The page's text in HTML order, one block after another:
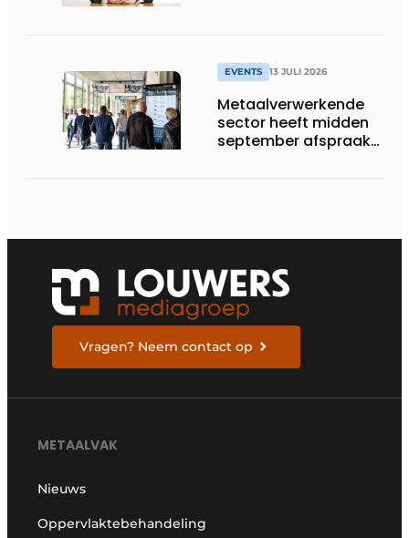
EVENTS 13 JULI 2026
Metaalverwerkende
sector heeft midden
september afspraak
Vragen? Neem contact op
METAALVAK
Nieuws
Oppervlaktebehandeling